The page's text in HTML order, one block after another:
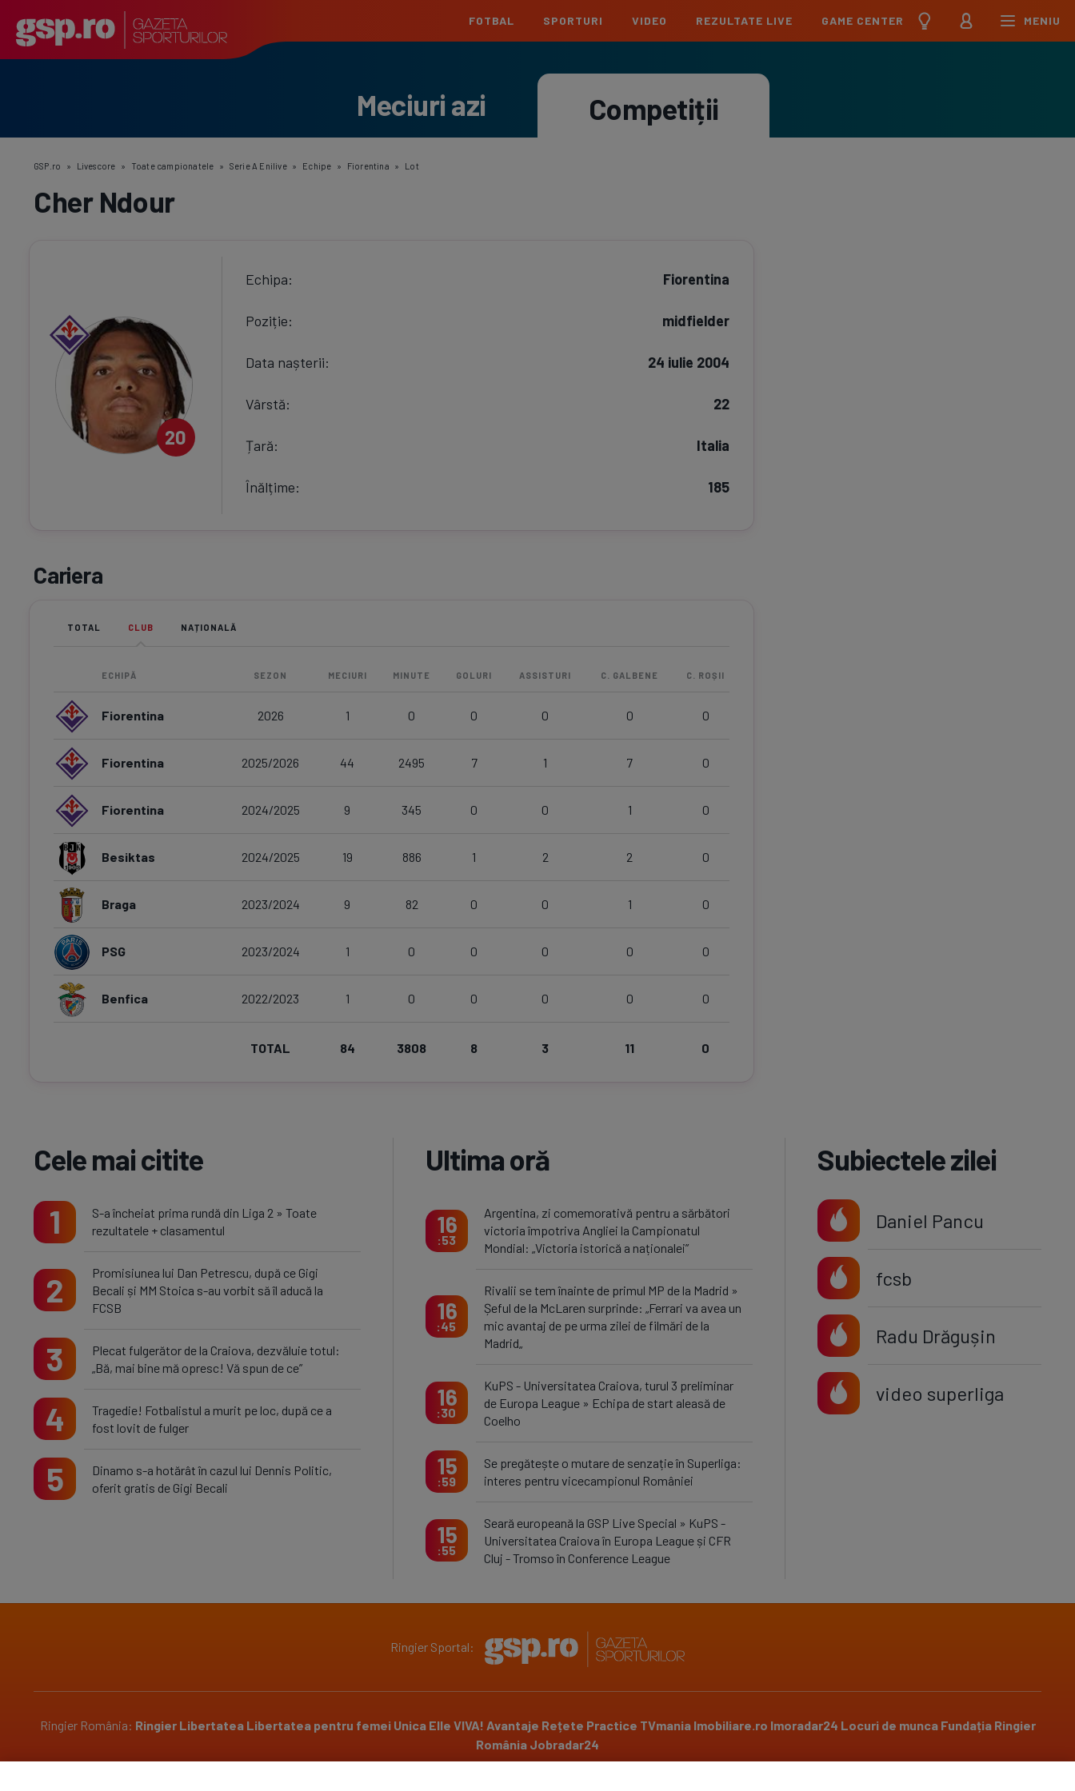
FOTBAL
Clasament
Liga 2
Echipe
Europa League
Premier League
U21
Pariuri sportive
SPORTURI VIDEO REZULTATE LIVE GAME CENTER MENIU
Meciuri azi Competiții
GSP.ro » Livescore » Toate campionatele » Serie A Enilive » Echipe » Fiorentina » Lot
Cher Ndour
20
Echipa Fiorentina
Poziție midfielder
Data nașterii 24 iulie 2004
Vârstă 22
Țară Italia
Înălțime 185
Cariera
TOTAL CLUB NAȚIONALĂ
ECHIPĂ SEZON MECIURI MINUTE GOLURI ASSISTURI C. GALBENE C. ROȘII
Fiorentina 2026 1 0 0 0 0 0
Fiorentina 2025/2026 44 2495 7 1 7 0
Fiorentina 2024/2025 9 345 0 0 1 0
Besiktas 2024/2025 19 886 1 2 2 0
Braga 2023/2024 9 82 0 0 1 0
PSG 2023/2024 1 0 0 0 0 0
Benfica 2022/2023 1 0 0 0 0 0
TOTAL 84 3808 8 3 11 0
Cele mai citite
1
S-a încheiat prima rundă din Liga 2 » Toate
rezultatele + clasamentul
2
Promisiunea lui Dan Petrescu, după ce Gigi
Becali și MM Stoica s-au vorbit să îl aducă la
FCSB
3
Plecat fulgerător de la Craiova, dezvăluie totul:
„Bă, mai bine mă opresc! Vă spun de ce”
4
Tragedie! Fotbalistul a murit pe loc, după ce a
fost lovit de fulger
5
Dinamo s-a hotărât în cazul lui Dennis Politic,
oferit gratis de Gigi Becali
Ultima oră
16
53
Argentina, zi comemorativă pentru a sărbători
victoria împotriva Angliei la Campionatul
Mondial: „Victoria istorică a naționalei”
16
45
Rivalii se tem înainte de primul MP de la Madrid »
Șeful de la McLaren surprinde: „Ferrari va avea un
mic avantaj de pe urma zilei de filmări de la
Madrid„
16
30
KuPS - Universitatea Craiova, turul 3 preliminar
de Europa League » Echipa de start aleasă de
Coelho
15
59
Se pregătește o mutare de senzație în Superliga:
interes pentru vicecampionul României
15
55
Seară europeană la GSP Live Special » KuPS -
Universitatea Craiova în Europa League și CFR
Cluj - Tromso în Conference League
Subiectele zilei
Daniel Pancu
fcsb
Radu Drăgușin
video superliga
Ringier Sportal:
Ringier România: Ringier Libertatea Libertatea pentru femei Unica Elle VIVA! Avantaje Rețete Practice TVmania Imobiliare.ro Imoradar24 Locuri de munca Fundația Ringier
România Jobradar24